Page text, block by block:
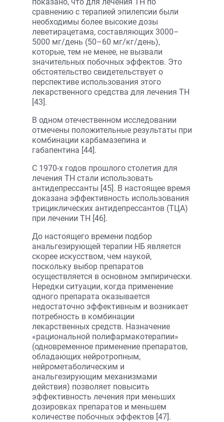
сравнению с терапией эпилепсии были
необходимы более высокие дозы
леветирацетама, составляющих 3000–
5000 мг/день (50–60 мг/кг/день),
которые, тем не менее, не вызвали
значительных побочных эффектов. Это
обстоятельство свидетельствует о
перспективе использования этого
лекарственного средства для лечения ТН
[43].
В одном отечественном исследовании
отмечены положительные результаты при
комбинации карбамазепина и
габапентина [44].
С 1970-х годов прошлого столетия для
лечения ТН стали использовать
антидепрессанты [45]. В настоящее время
доказана эффективность использования
трициклических антидепрессантов (ТЦА)
при лечении ТН [46].
До настоящего времени подбор
анальгезирующей терапии НБ является
скорее искусством, чем наукой,
поскольку выбор препаратов
осуществляется в основном эмпирически.
Нередки ситуации, когда применение
одного препарата оказывается
недостаточно эффективным и возникает
потребность в комбинации
лекарственных средств. Назначение
«рациональной полифармакотерапии»
(одновременное применение препаратов,
обладающих нейротропным,
нейрометаболическим и
анальгезирующим механизмами
действия) позволяет повысить
эффективность лечения при меньших
дозировках препаратов и меньшем
количестве побочных эффектов [47].